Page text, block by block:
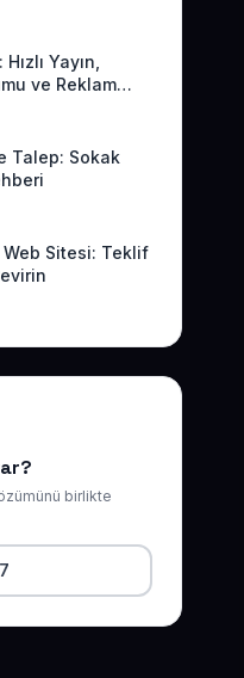
Yayın,
ve Reklam
Talep: Sokak
Sitesi: Teklif
birlikte